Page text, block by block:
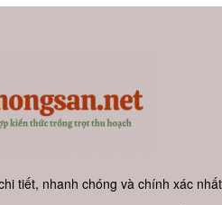
tiết, nhanh chóng và chính xác nhất